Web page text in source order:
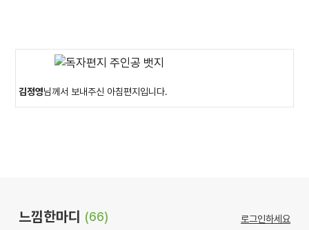
김정영님께서 보내주신 아침편지입니다.
느낌한마디 (66) 로그인하세요